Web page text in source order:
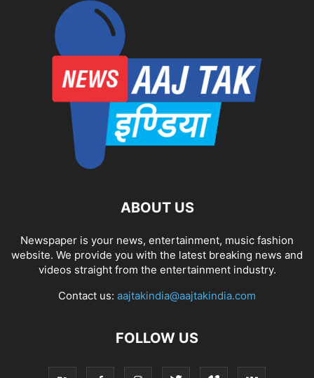
ABOUT US
Newspaper is your news, entertainment, music fashion
website. We provide you with the latest breaking news and
videos straight from the entertainment industry.
Contact us: aajtakindia@aajtakindia.com
FOLLOW US